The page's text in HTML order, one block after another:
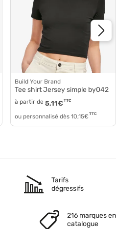
Build Your Brand
Tee shirt Jersey simple by042
à partir de 5,11€ TTC
ou personnalisé dès 10,15€ TTC
Tarifs
dégressifs
216 marques en
catalogue